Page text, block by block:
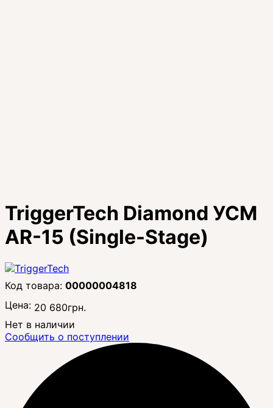
TriggerTech Diamond УСМ
AR-15 (Single-Stage)
00000004818
Цена: 20 680грн.
Нет в наличии
Сообщить о поступлении